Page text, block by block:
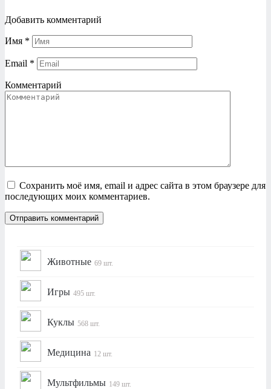
Добавить комментарий
Имя *
Email *
Комментарий
Сохранить моё имя, email и адрес сайта в этом браузере для
последующих моих комментариев.
Животные 69 шт.
Игры 495 шт.
Куклы 568 шт.
Медицина 12 шт.
Мультфильмы 149 шт.